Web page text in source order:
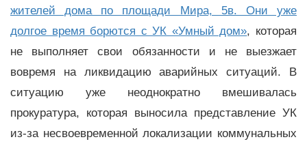
жителей дома по площади Мира, 5в. Они уже
долгое время борются с УК «Умный дом», которая
не выполняет свои обязанности и не выезжает
вовремя на ликвидацию аварийных ситуаций. В
ситуацию уже неоднократно вмешивалась
прокуратура, которая выносила представление УК
из-за несвоевременной локализации коммунальных